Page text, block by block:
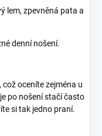
lem, zpevněná pata a
denní nošení.
oceníte zejména u
po nošení stačí často
si tak jedno praní.